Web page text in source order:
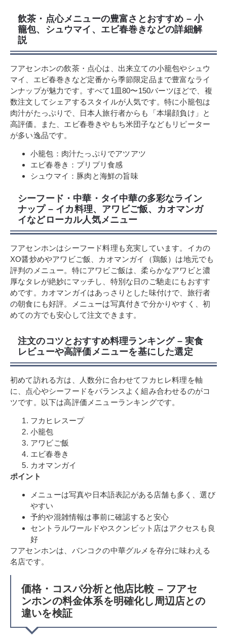
飲茶・点心メニューの豊富さとおすすめ – 小
籠包、シュウマイ、エビ春巻きなどの詳細解
説
フアセンホンの飲茶・点心は、出来立ての小籠包やシュウ
マイ、エビ春巻きなど定番から季節限定品まで豊富なライ
ンナップが魅力です。すべて1皿80〜150バーツほどで、複
数注文してシェアするスタイルが人気です。特に小籠包は
肉汁がたっぷりで、日本人旅行者からも「本場顔負け」と
高評価。また、エビ春巻きやもち米団子などもリピーター
が多い逸品です。
小籠包：肉汁たっぷりでアツアツ
エビ春巻き：プリプリ食感
シュウマイ：豚肉と海鮮の旨味
シーフード・中華・タイ中華の多彩なライン
ナップ – イカ料理、アワビご飯、カオマンガ
イなどローカル人気メニュー
フアセンホンはシーフード料理も充実しています。イカの
XO醤炒めやアワビご飯、カオマンガイ（鶏飯）は地元でも
評判のメニュー。特にアワビご飯は、柔らかなアワビと濃
厚なタレが絶妙にマッチし、特別な日のご馳走にもおすす
めです。カオマンガイはあっさりとした味付けで、旅行者
の朝食にも好評。メニューは写真付きで分かりやすく、初
めての方でも安心して注文できます。
注文のコツとおすすめ料理ランキング – 実食
レビューや高評価メニューを基にした選定
初めて訪れる方は、人数分に合わせてフカヒレ料理を軸
に、点心やシーフードをバランスよく組み合わせるのがコ
ツです。以下は高評価メニューランキングです。
フカヒレスープ
小籠包
アワビご飯
エビ春巻き
カオマンガイ
ポイント
メニューは写真や日本語表記がある店舗も多く、選び
やすい
予約や混雑情報は事前に確認すると安心
セントラルワールドやスクンビット店はアクセスも良
好
フアセンホンは、バンコクの中華グルメを存分に味わえる
名店です。
価格・コスパ分析と他店比較 – フアセ
ンホンの料金体系を明確化し周辺店との
違いを検証